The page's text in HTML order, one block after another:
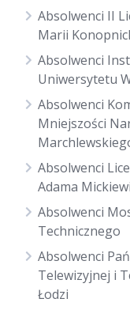
Absolwenci II
Marii
Absolwenci
Uniwersytetu
Absolwenci
Mniejszości
Absolwenci
Adama
Absolwenci
Technicznego
Absolwenci
Telewizyjnej i
Łodzi